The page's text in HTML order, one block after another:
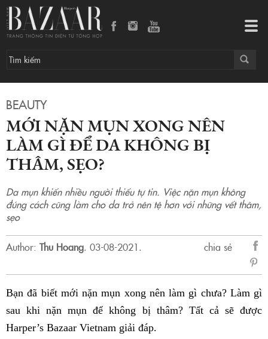
BEAUTY
MỚI NẶN MỤN XONG NÊN
LÀM GÌ ĐỂ DA KHÔNG BỊ
THÂM, SẸO?
Da mụn khiến nhiều người thiếu tự tin. Việc nặn mụn không
đúng cách cũng làm cho da trở nên tệ hơn với những vết thâm,
sẹo
Author: Thu Hoang. 03-08-2021.
chia sẻ
sẻ
Bạn đã biết mới nặn mụn xong nên làm gì chưa? Làm gì
sau khi nặn mụn để không bị thâm? Tất cả sẽ được
Harper’s Bazaar Vietnam giải đáp.